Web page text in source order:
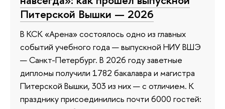
Питерской Вышки — 2026
В КСК «Арена» состоялось одно из главных
событий учебного года — выпускной НИУ ВШЭ
— Санкт-Петербург. В 2026 году заветные
дипломы получили 1782 бакалавра и магистра
Питерской Вышки, 303 из них — с отличием. К
празднику присоединились почти 6000 гостей: